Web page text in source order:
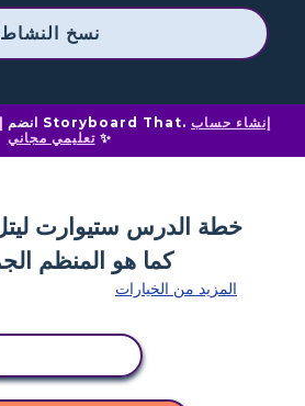
نسخ النشاط
انضم إلى ملايين المعلمين على Storyboard That. إنشاء حساب
تعليمي مجاني✨
المزيد من الخيارات